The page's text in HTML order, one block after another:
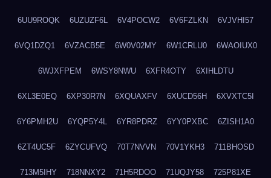
6UU9ROQK 6UZUZF6L 6V4POCW2 6V6FZLKN 6VJVHI57
6VQ1DZQ1 6VZACB5E 6W0V02MY 6W1CRLU0 6WAOIUX0
6WJXFPEM 6WSY8NWU 6XFR4OTY 6XIHLDTU
6XL3E0EQ 6XP30R7N 6XQUAXFV 6XUCD56H 6XVXTC5I
6Y6PMH2U 6YQP5Y4L 6YR8PDRZ 6YY0PXBC 6ZISH1A0
6ZT4UC5F 6ZYCUFVQ 70T7NVVN 70V1YKH3 711BHOSD
713M5IHY 718NNXY2 71H5RDOO 71UQJY58 725P81XE